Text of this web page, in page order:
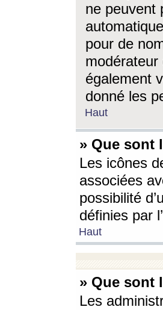
ne peuvent
pour de
modérateur
également
donné les
Haut
» Que sont
Les icônes
associées
possibilité
définies par
Haut
» Que sont
Les